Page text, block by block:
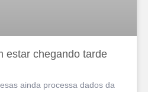
estar chegando tarde
ainda processa dados da